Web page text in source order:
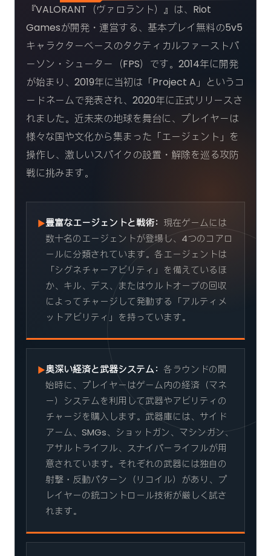
『VALORANT（ヴァロラント）』は、Riot
Gamesが開発・運営する、基本プレイ無料の5v5
キャラクターベースのタクティカルファーストパ
ーソン・シューター（FPS）です。2014年に開発
が始まり、2019年に当初は「Project A」というコ
ードネームで発表され、2020年に正式リリースさ
れました。近未来の地球を舞台に、プレイヤーは
様々な国や文化から集まった「エージェント」を
操作し、激しいスパイクの設置・解除を巡る攻防
戦に挑みます。
▶豊富なエージェントと戦術： 現在ゲームには
数十名のエージェントが登場し、4つのコアロ
ールに分類されています。各エージェントは
「シグネチャーアビリティ」を備えているほ
か、キル、デス、またはウルトオーブの回収
によってチャージして発動する「アルティメ
ットアビリティ」を持っています。
▶奥深い経済と武器システム： 各ラウンドの開
始時に、プレイヤーはゲーム内の経済（マネ
ー）システムを利用して武器やアビリティの
チャージを購入します。武器庫には、サイド
アーム、SMGs、ショットガン、マシンガン、
アサルトライフル、スナイパーライフルが用
意されています。それぞれの武器には独自の
射撃・反動パターン（リコイル）があり、プ
レイヤーの銃コントロール技術が厳しく試さ
れます。